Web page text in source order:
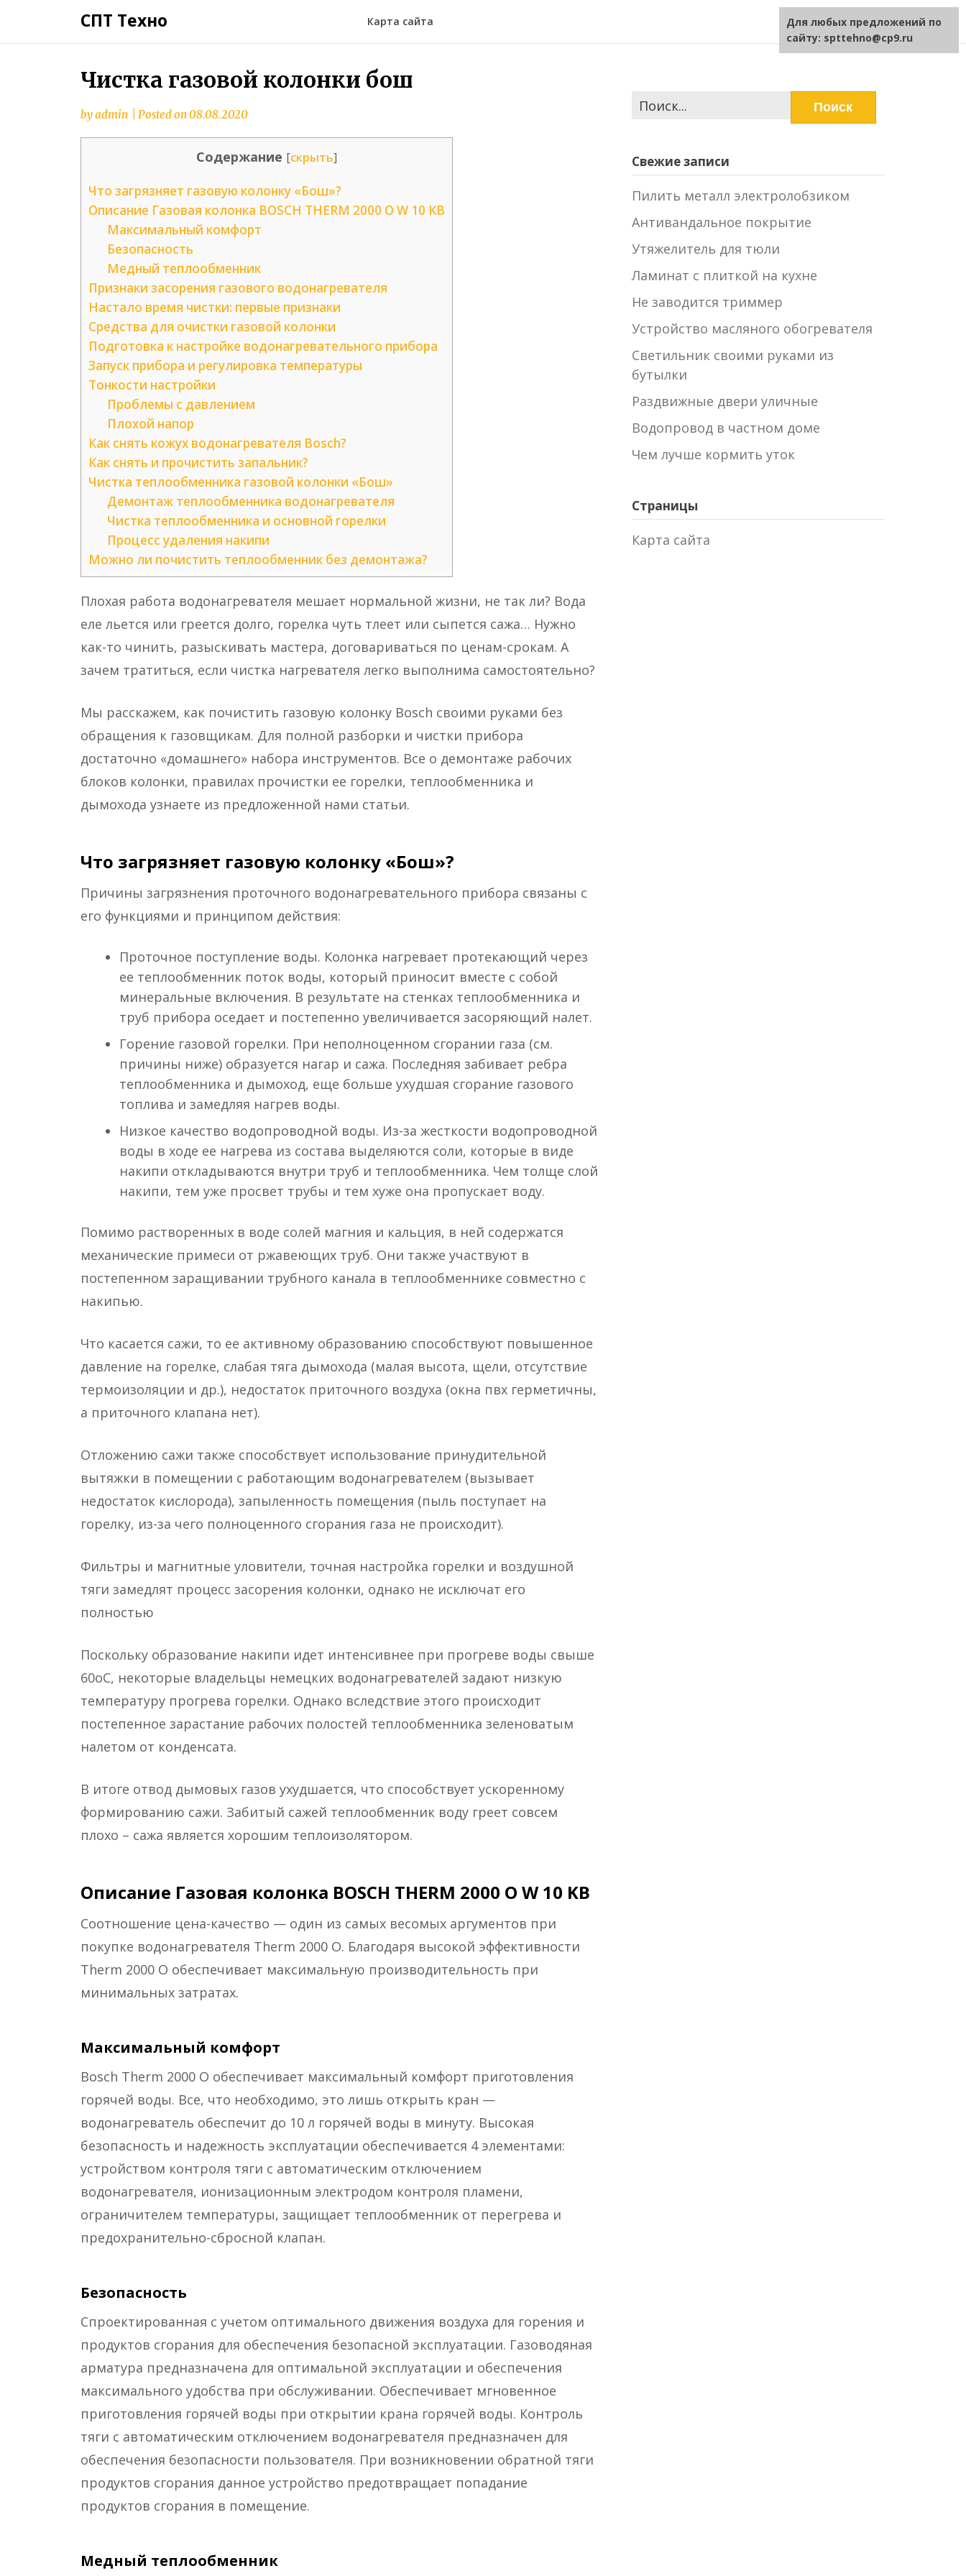
СПТ Техно Карта сайта
Чистка газовой колонки бош
byadmin Posted on08.08.2020
Содержание [скрыть]
Что загрязняет газовую колонку «Бош»?
Описание Газовая колонка BOSCH THERM 2000 O W 10 KB
Максимальный комфорт
Безопасность
Медный теплообменник
Признаки засорения газового водонагревателя
Настало время чистки: первые признаки
Средства для очистки газовой колонки
Подготовка к настройке водонагревательного прибора
Запуск прибора и регулировка температуры
Тонкости настройки
Проблемы с давлением
Плохой напор
Как снять кожух водонагревателя Bosch?
Как снять и прочистить запальник?
Чистка теплообменника газовой колонки «Бош»
Демонтаж теплообменника водонагревателя
Чистка теплообменника и основной горелки
Процесс удаления накипи
Можно ли почистить теплообменник без демонтажа?
Плохая работа водонагревателя мешает нормальной жизни, не так ли? Вода
еле льется или греется долго, горелка чуть тлеет или сыпется сажа… Нужно
как-то чинить, разыскивать мастера, договариваться по ценам-срокам. А
зачем тратиться, если чистка нагревателя легко выполнима самостоятельно?
Мы расскажем, как почистить газовую колонку Bosch своими руками без
обращения к газовщикам. Для полной разборки и чистки прибора
достаточно «домашнего» набора инструментов. Все о демонтаже рабочих
блоков колонки, правилах прочистки ее горелки, теплообменника и
дымохода узнаете из предложенной нами статьи.
Что загрязняет газовую колонку «Бош»?
Причины загрязнения проточного водонагревательного прибора связаны с
его функциями и принципом действия:
Проточное поступление воды. Колонка нагревает протекающий через
ее теплообменник поток воды, который приносит вместе с собой
минеральные включения. В результате на стенках теплообменника и
труб прибора оседает и постепенно увеличивается засоряющий налет.
Горение газовой горелки. При неполноценном сгорании газа (см.
причины ниже) образуется нагар и сажа. Последняя забивает ребра
теплообменника и дымоход, еще больше ухудшая сгорание газового
топлива и замедляя нагрев воды.
Низкое качество водопроводной воды. Из-за жесткости водопроводной
воды в ходе ее нагрева из состава выделяются соли, которые в виде
накипи откладываются внутри труб и теплообменника. Чем толще слой
накипи, тем уже просвет трубы и тем хуже она пропускает воду.
Помимо растворенных в воде солей магния и кальция, в ней содержатся
механические примеси от ржавеющих труб. Они также участвуют в
постепенном заращивании трубного канала в теплообменнике совместно с
накипью.
Что касается сажи, то ее активному образованию способствуют повышенное
давление на горелке, слабая тяга дымохода (малая высота, щели, отсутствие
термоизоляции и др.), недостаток приточного воздуха (окна пвх герметичны,
а приточного клапана нет).
Отложению сажи также способствует использование принудительной
вытяжки в помещении с работающим водонагревателем (вызывает
недостаток кислорода), запыленность помещения (пыль поступает на
горелку, из-за чего полноценного сгорания газа не происходит).
Фильтры и магнитные уловители, точная настройка горелки и воздушной
тяги замедлят процесс засорения колонки, однако не исключат его
полностью
Поскольку образование накипи идет интенсивнее при прогреве воды свыше
60оС, некоторые владельцы немецких водонагревателей задают низкую
температуру прогрева горелки. Однако вследствие этого происходит
постепенное зарастание рабочих полостей теплообменника зеленоватым
налетом от конденсата.
В итоге отвод дымовых газов ухудшается, что способствует ускоренному
формированию сажи. Забитый сажей теплообменник воду греет совсем
плохо – сажа является хорошим теплоизолятором.
Описание Газовая колонка BOSCH THERM 2000 O W 10 KB
Соотношение цена-качество — один из самых весомых аргументов при
покупке водонагревателя Therm 2000 O. Благодаря высокой эффективности
Therm 2000 O обеспечивает максимальную производительность при
минимальных затратах.
Максимальный комфорт
Bosch Therm 2000 O обеспечивает максимальный комфорт приготовления
горячей воды. Все, что необходимо, это лишь открыть кран —
водонагреватель обеспечит до 10 л горячей воды в минуту. Высокая
безопасность и надежность эксплуатации обеспечивается 4 элементами:
устройством контроля тяги с автоматическим отключением
водонагревателя, ионизационным электродом контроля пламени,
ограничителем температуры, защищает теплообменник от перегрева и
предохранительно-сбросной клапан.
Безопасность
Спроектированная с учетом оптимального движения воздуха для горения и
продуктов сгорания для обеспечения безопасной эксплуатации. Газоводяная
арматура предназначена для оптимальной эксплуатации и обеспечения
максимального удобства при обслуживании. Обеспечивает мгновенное
приготовления горячей воды при открытии крана горячей воды. Контроль
тяги с автоматическим отключением водонагревателя предназначен для
обеспечения безопасности пользователя. При возникновении обратной тяги
продуктов сгорания данное устройство предотвращает попадание
продуктов сгорания в помещение.
Медный теплообменник
Найти:
Свежие записи
Пилить металл электролобзиком
Антивандальное покрытие
Утяжелитель для тюли
Ламинат с плиткой на кухне
Не заводится триммер
Устройство масляного обогревателя
Светильник своими руками из
бутылки
Раздвижные двери уличные
Водопровод в частном доме
Чем лучше кормить уток
Страницы
Карта сайта
Для любых предложений по
сайту: spttehno@cp9.ru